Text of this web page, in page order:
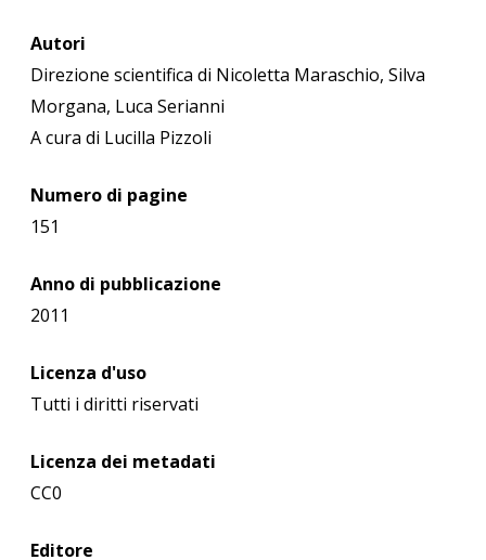
Autori
Direzione scientifica di Nicoletta Maraschio, Silva
Morgana, Luca Serianni
A cura di Lucilla Pizzoli
Numero di pagine
151
Anno di pubblicazione
2011
Licenza d'uso
Tutti i diritti riservati
Licenza dei metadati
CC0
Editore